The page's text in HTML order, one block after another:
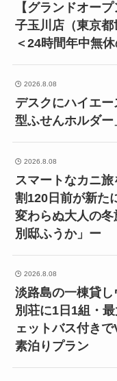
【グランドオー
子玉川店（東京都
＜24時間年中無
2026.8.08
デスクにハイエ
型ふせんホルダ
2026.8.08
スマートなカニ
割120日前が新た
変わらぬ大人の
別邸ふうか」ー
2026.8.08
淡路島の一棟貸
別荘に1日1組・
ェットバス付き
素泊りプラン